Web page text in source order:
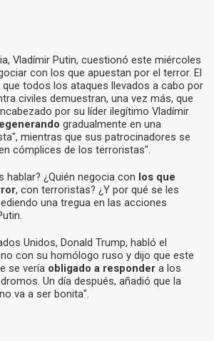
Vladímir Putin, cuestionó este miércoles
con los que apuestan por el terror. El
todos los ataques llevados a cabo por
civiles demuestran, una vez más, que
por su líder ilegítimo Vladímir
gradualmente en una
mientras que sus patrocinadores se
cómplices de los terroristas".
hablar? ¿Quién negocia con los que
, con terroristas? ¿Y por qué se les
una tregua en las acciones
Unidos, Donald Trump, habló el
con su homólogo ruso y dijo que este
se vería obligado a responder a los
Un día después, añadió que la
va a ser bonita".